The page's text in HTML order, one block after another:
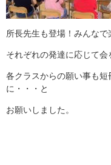
所長先生も登場！みんなで
それぞれの発達に応じて会
各クラスからの願い事も
に・・・と
お願いしました。